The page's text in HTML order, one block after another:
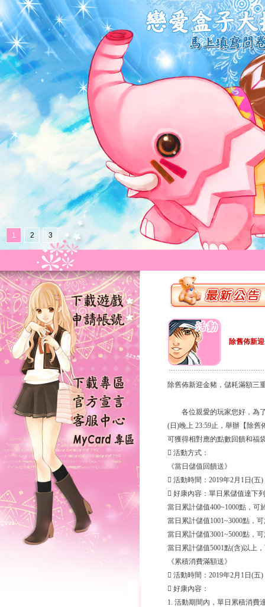
1 2 3
除舊佈新迎
除舊佈新迎金豬，儲耗滿額三
各位親愛的玩家您好，為了
(日)晚上 23:59止，舉辦【除
可獲得相對應的點數回饋和福
 活動方式：
《當日儲值回饋送》
 活動時間：2019年2月1日(五
 好康內容：單日累儲值達下
當日累計儲值400~1000點，可
當日累計儲值1001~3000點，
當日累計儲值3001~5000點，
當日累計儲值5001點(含)以上
《累積消費滿額送》
 活動時間：2019年2月1日(五
 好康內容：
1. 活動期間內，單日累積消費